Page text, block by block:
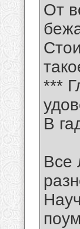
От
***
В
Все